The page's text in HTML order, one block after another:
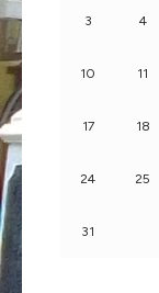
3 4
10 11
17 18
24 25
31